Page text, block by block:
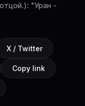
"Уран -
X / Twitter
Copy link